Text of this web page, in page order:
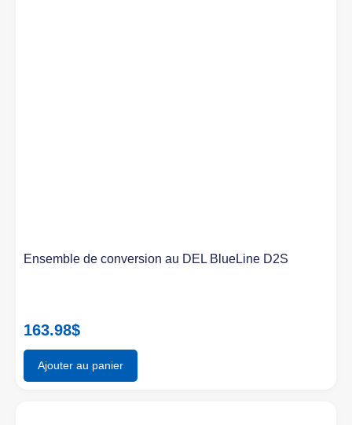
Ensemble de conversion au DEL BlueLine D2S
163.98$
Ajouter au panier